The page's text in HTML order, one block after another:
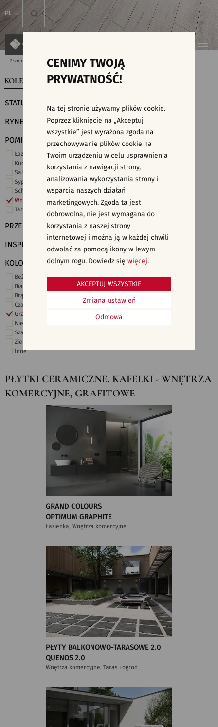
PL
Przejdź do strony głównej Kolekcje
KOLEKCJE WYSZUKIWARKA PŁYTEK
STATUS
RYNEK
POMIESZCZENIE
Łazienka
Kuchnia
Salon i hol
Sypialnia
Schody
Wnętrza komercyjne
Taras i ogród
PRZEZNACZENIE
INSPIRACJE
KOLORY
Beżowe
Białe
Brązowe
Czarne
Grafitowe
Niebieskie
Szare
Zielone
Inne
PŁYTKI CERAMICZNE, KAFELKI - WNĘTRZA
KOMERCYJNE, GRAFITOWE
GRAND COLOURS
OPTIMUM GRAPHITE
Łazienka, Wnętrza komercyjne
PŁYTY BALKONOWO-TARASOWE 2.0
QUENOS 2.0
Wnętrza komercyjne, Taras i ogród
CENIMY TWOJĄ
PRYWATNOŚĆ!
Na tej stronie używamy plików cookie.
Poprzez kliknięcie na „Akceptuj
wszystkie” jest wyrażona zgoda na
przechowywanie plików cookie na
Twoim urządzeniu w celu usprawnienia
korzystania z nawigacji strony,
analizowania wykorzystania strony i
wsparcia naszych działań
marketingowych. Zgoda ta jest
dobrowolna, nie jest wymagana do
korzystania z naszej strony
internetowej i można ją w każdej chwili
odwołać za pomocą ikony w lewym
dolnym rogu. Dowiedz się więcej.
Odmowa
Zmiana ustawień
AKCEPTUJ WSZYSTKIE